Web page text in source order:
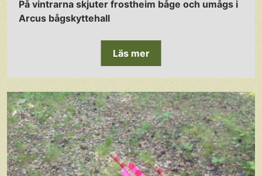
På vintrarna skjuter frostheim båge och umågs i
Arcus bågskyttehall
Läs mer